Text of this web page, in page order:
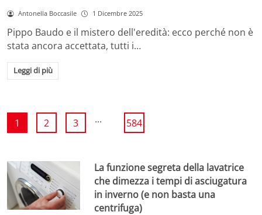
Antonella Boccasile 1 Dicembre 2025
Pippo Baudo e il mistero dell'eredità: ecco perché non è
stata ancora accettata, tutti i…
Leggi di più
1 2 3 ... 584
La funzione segreta della lavatrice
che dimezza i tempi di asciugatura
in inverno (e non basta una
centrifuga)